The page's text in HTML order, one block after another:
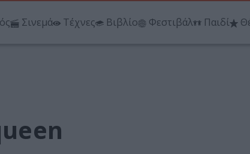
Σινεμά Τέχνες Βιβλίο Φεστιβάλ Παιδί